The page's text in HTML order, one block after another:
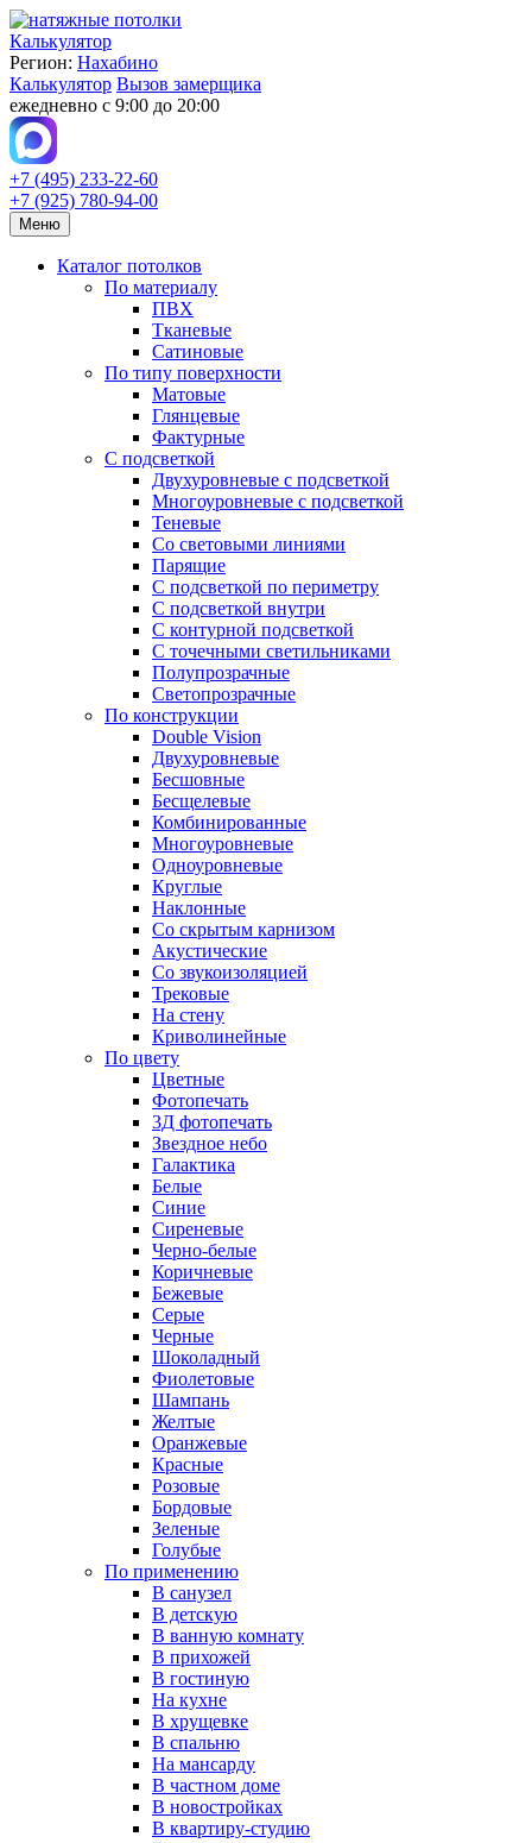
Калькулятор
Регион: Нахабино
Калькулятор Вызов замерщика
ежедневно с 9:00 до 20:00
+7 (495) 233-22-60
+7 (925) 780-94-00
Меню
Каталог потолков
По материалу
ПВХ
Тканевые
Сатиновые
По типу поверхности
Матовые
Глянцевые
Фактурные
С подсветкой
Двухуровневые с подсветкой
Многоуровневые с подсветкой
Теневые
Со световыми линиями
Парящие
С подсветкой по периметру
С подсветкой внутри
С контурной подсветкой
С точечными светильниками
Полупрозрачные
Светопрозрачные
По конструкции
Double Vision
Двухуровневые
Бесшовные
Бесщелевые
Комбинированные
Многоуровневые
Одноуровневые
Круглые
Наклонные
Со скрытым карнизом
Акустические
Со звукоизоляцией
Трековые
На стену
Криволинейные
По цвету
Цветные
Фотопечать
3Д фотопечать
Звездное небо
Галактика
Белые
Синие
Сиреневые
Черно-белые
Коричневые
Бежевые
Серые
Черные
Шоколадный
Фиолетовые
Шампань
Желтые
Оранжевые
Красные
Розовые
Бордовые
Зеленые
Голубые
По применению
В санузел
В детскую
В ванную комнату
В прихожей
В гостиную
На кухне
В хрущевке
В спальню
На мансарду
В частном доме
В новостройках
В квартиру-студию